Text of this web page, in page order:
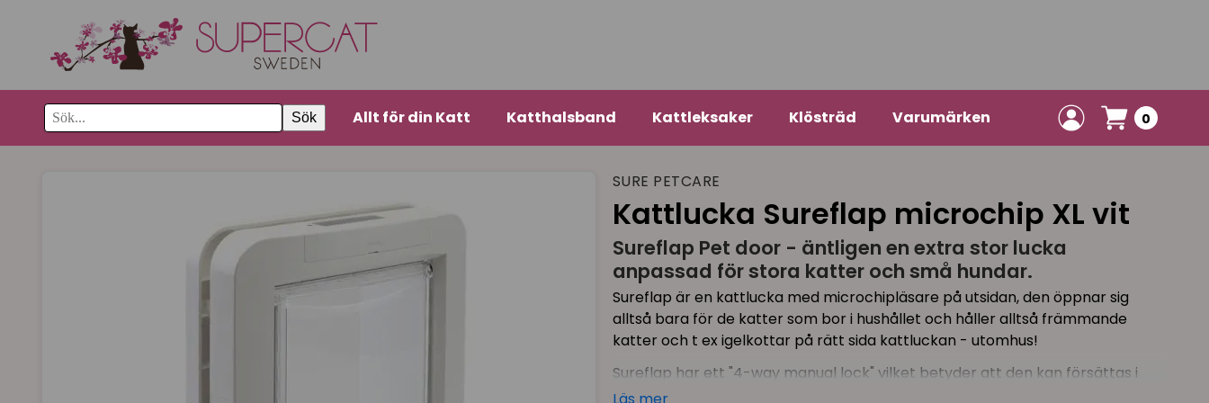
Sök Allt för din Katt Katthalsband Kattleksaker Klösträd Varumärken 0
SURE PETCARE
Kattlucka Sureflap microchip XL vit
Sureflap Pet door - äntligen en extra stor lucka
anpassad för stora katter och små hundar.
Sureflap är en kattlucka med microchipläsare på utsidan, den öppnar sig
alltså bara för de katter som bor i hushållet och håller alltså främmande
katter och t ex igelkottar på rätt sida kattluckan - utomhus!
Sureflap har ett "4-way manual lock" vilket betyder att den kan försättas i
fyra olika lägen. Helt låst eller helt öppen, samt att katten endast kan gå ut